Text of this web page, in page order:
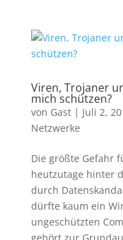
Viren, Trojaner
mich schützen?
von Gast| Juli 2,
Netzwerke
Die größte Gefahr
heutzutage hinter
durch
dürfte kaum ein
ungeschützten